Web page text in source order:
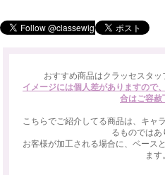
おすすめ商品はクラッセスタッ
イメージには個人差がありますので
合はご容赦
こちらでご紹介してる商品は、キャ
るものではあ
お客様が加工される場合に、ベース
ます